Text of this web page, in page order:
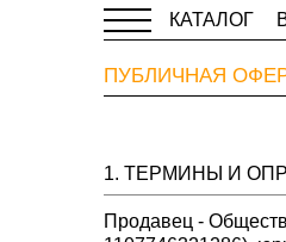
КАТАЛОГ
ПУБЛИЧНАЯ
1. ТЕРМИНЫ И
Продавец -